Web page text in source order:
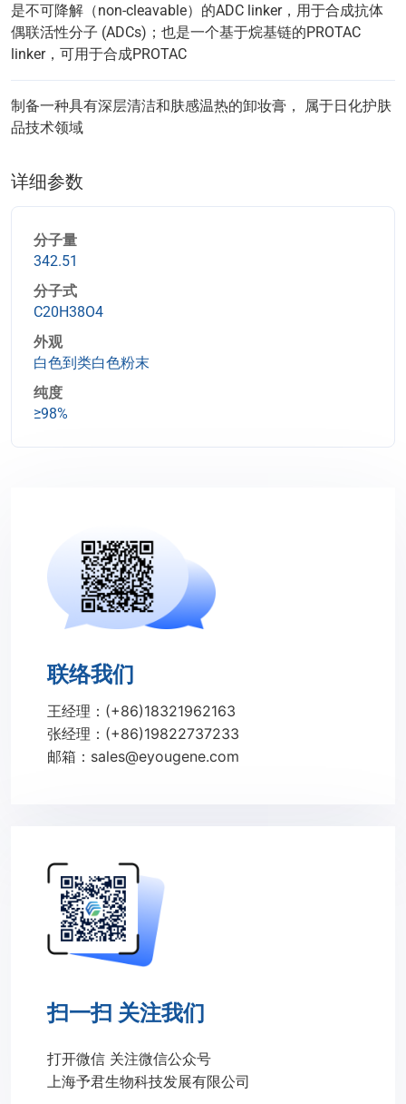
是不可降解（non-cleavable）的ADC linker，用于合成抗体
偶联活性分子 (ADCs)；也是一个基于烷基链的PROTAC
linker，可用于合成PROTAC
制备一种具有深层清洁和肤感温热的卸妆膏， 属于日化护肤
品技术领域
详细参数
分子量
342.51
分子式
C20H38O4
外观
白色到类白色粉末
纯度
≥98%
联络我们
王经理：(+86)18321962163
张经理：(+86)19822737233
邮箱：sales@eyougene.com
扫一扫 关注我们
打开微信 关注微信公众号
上海予君生物科技发展有限公司